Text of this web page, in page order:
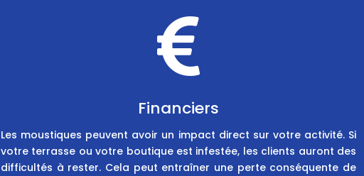

Financiers
Les moustiques peuvent avoir un impact direct sur votre activité. Si
votre terrasse ou votre boutique est infestée, les clients auront des
difficultés à rester. Cela peut entraîner une perte conséquente de